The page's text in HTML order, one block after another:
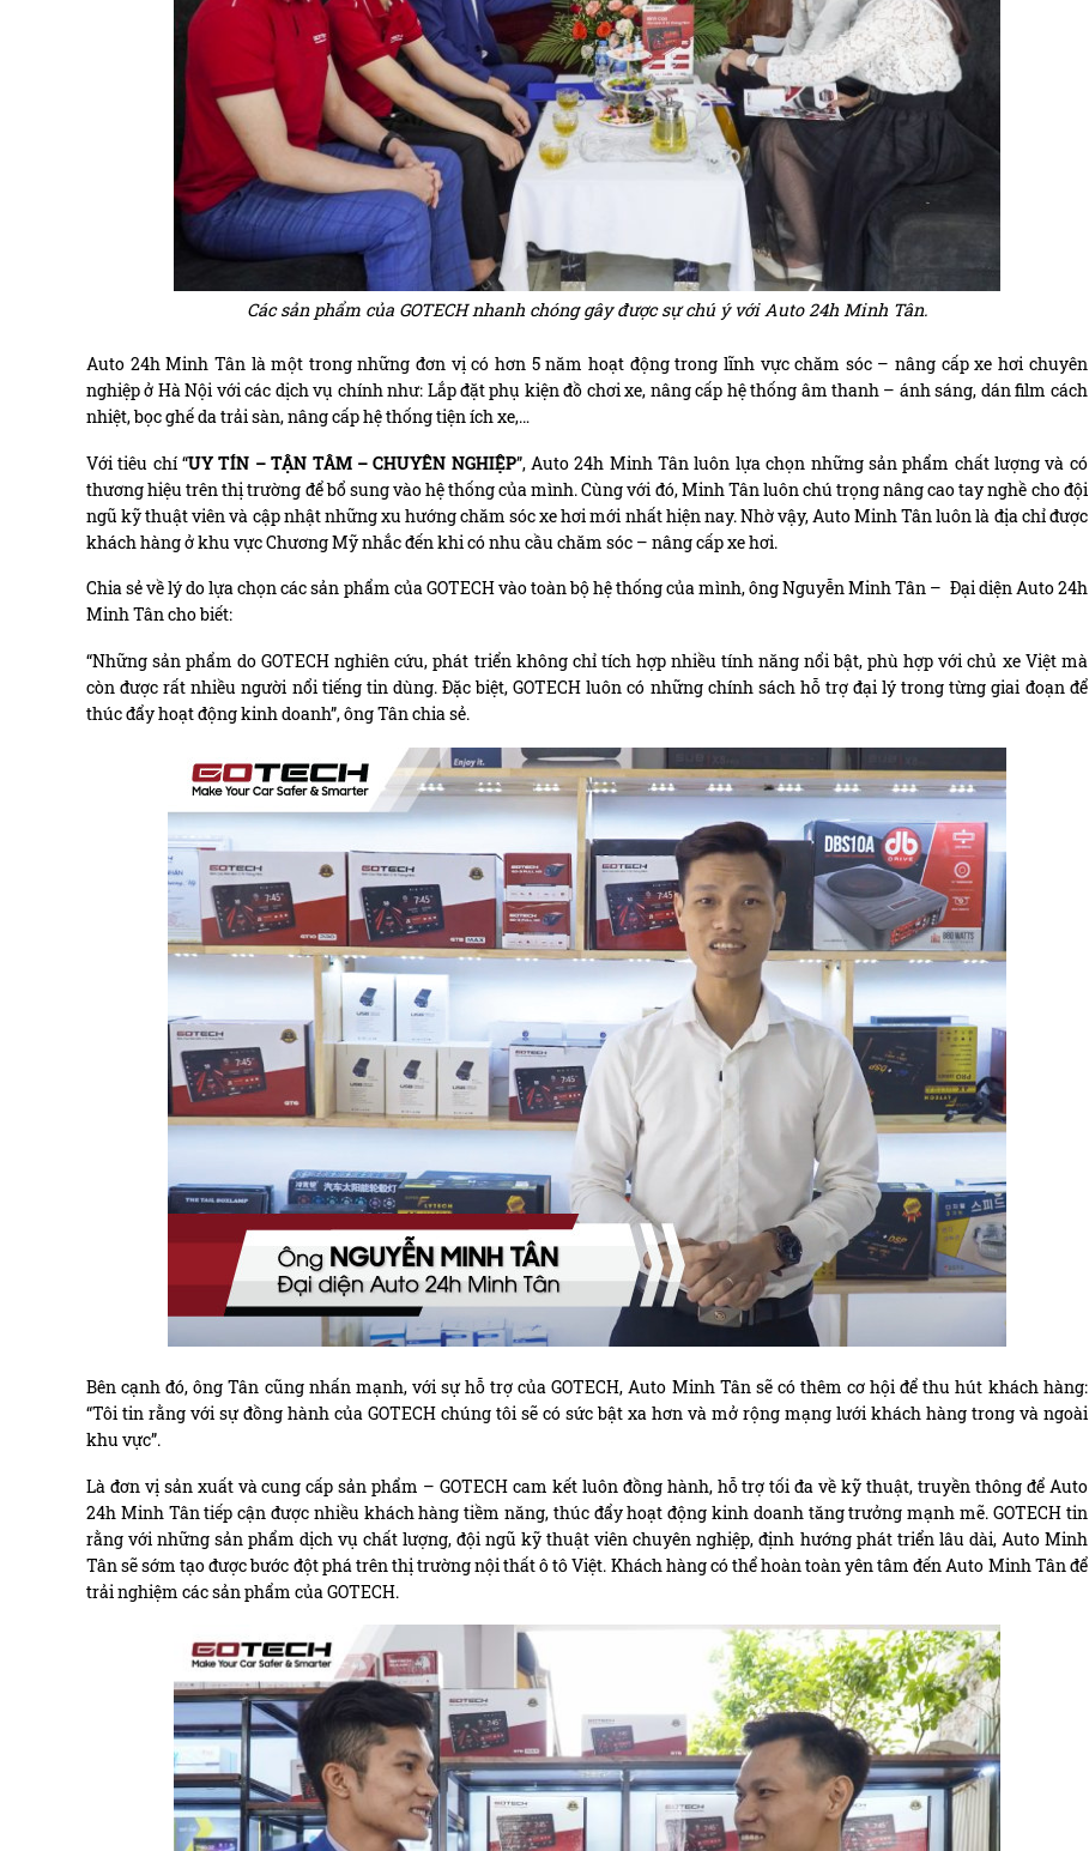
Các sản phẩm của GOTECH nhanh chóng gây được sự chú ý với Auto 24h Minh Tân.
Auto 24h Minh Tân là một trong những đơn vị có hơn 5 năm hoạt động trong lĩnh vực chăm sóc – nâng cấp xe hơi chuyên
nghiệp ở Hà Nội với các dịch vụ chính như: Lắp đặt phụ kiện đồ chơi xe, nâng cấp hệ thống âm thanh – ánh sáng, dán film cách
nhiệt, bọc ghế da trải sàn, nâng cấp hệ thống tiện ích xe,…
Với tiêu chí “UY TÍN – TẬN TÂM – CHUYÊN NGHIỆP”, Auto 24h Minh Tân luôn lựa chọn những sản phẩm chất lượng và có
thương hiệu trên thị trường để bổ sung vào hệ thống của mình. Cùng với đó, Minh Tân luôn chú trọng nâng cao tay nghề cho đội
ngũ kỹ thuật viên và cập nhật những xu hướng chăm sóc xe hơi mới nhất hiện nay. Nhờ vậy, Auto Minh Tân luôn là địa chỉ được
khách hàng ở khu vực Chương Mỹ nhắc đến khi có nhu cầu chăm sóc – nâng cấp xe hơi.
Chia sẻ về lý do lựa chọn các sản phẩm của GOTECH vào toàn bộ hệ thống của mình, ông Nguyễn Minh Tân – Đại diện Auto 24h
Minh Tân cho biết:
“Những sản phẩm do GOTECH nghiên cứu, phát triển không chỉ tích hợp nhiều tính năng nổi bật, phù hợp với chủ xe Việt mà
còn được rất nhiều người nổi tiếng tin dùng. Đặc biệt, GOTECH luôn có những chính sách hỗ trợ đại lý trong từng giai đoạn để
thúc đẩy hoạt động kinh doanh”, ông Tân chia sẻ.
Bên cạnh đó, ông Tân cũng nhấn mạnh, với sự hỗ trợ của GOTECH, Auto Minh Tân sẽ có thêm cơ hội để thu hút khách hàng:
“Tôi tin rằng với sự đồng hành của GOTECH chúng tôi sẽ có sức bật xa hơn và mở rộng mạng lưới khách hàng trong và ngoài
khu vực”.
Là đơn vị sản xuất và cung cấp sản phẩm – GOTECH cam kết luôn đồng hành, hỗ trợ tối đa về kỹ thuật, truyền thông để Auto
24h Minh Tân tiếp cận được nhiều khách hàng tiềm năng, thúc đẩy hoạt động kinh doanh tăng trưởng mạnh mẽ. GOTECH tin
rằng với những sản phẩm dịch vụ chất lượng, đội ngũ kỹ thuật viên chuyên nghiệp, định hướng phát triển lâu dài, Auto Minh
Tân sẽ sớm tạo được bước đột phá trên thị trường nội thất ô tô Việt. Khách hàng có thể hoàn toàn yên tâm đến Auto Minh Tân để
trải nghiệm các sản phẩm của GOTECH.